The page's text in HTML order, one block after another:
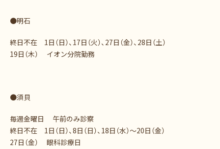
●明石
終日不在 1日（日）、17日（火）、27日（金）、28日（土）
19日（木） イオン分院勤務
●須貝
毎週金曜日 午前のみ診察
終日不在 1日（日）、8日（日）、18日（水）～20日（金）
27日（金） 眼科診療日